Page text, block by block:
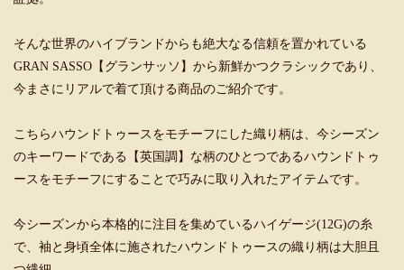
そんな世界のハイブランドからも絶大なる信頼を置かれている
GRAN SASSO【グランサッソ】から新鮮かつクラシックであり、
今まさにリアルで着て頂ける商品のご紹介です。
こちらハウンドトゥースをモチーフにした織り柄は、今シーズン
のキーワードである【英国調】な柄のひとつであるハウンドトゥ
ースをモチーフにすることで巧みに取り入れたアイテムです。
今シーズンから本格的に注目を集めているハイゲージ(12G)の糸
で、袖と身頃全体に施されたハウンドトゥースの織り柄は大胆且